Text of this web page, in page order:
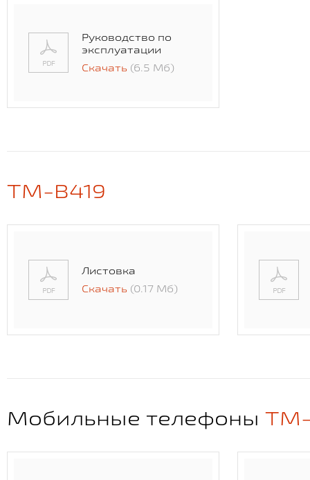
Руководство по
эксплуатации
Скачать (6.5 Мб)
TM-B419
Листовка
Скачать (0.17 Мб)
Мобильные телефоны